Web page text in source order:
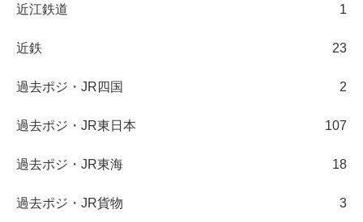
近江鉄道 1
近鉄 23
過去ポジ・JR四国 2
過去ポジ・JR東日本 107
過去ポジ・JR東海 18
過去ポジ・JR貨物 3